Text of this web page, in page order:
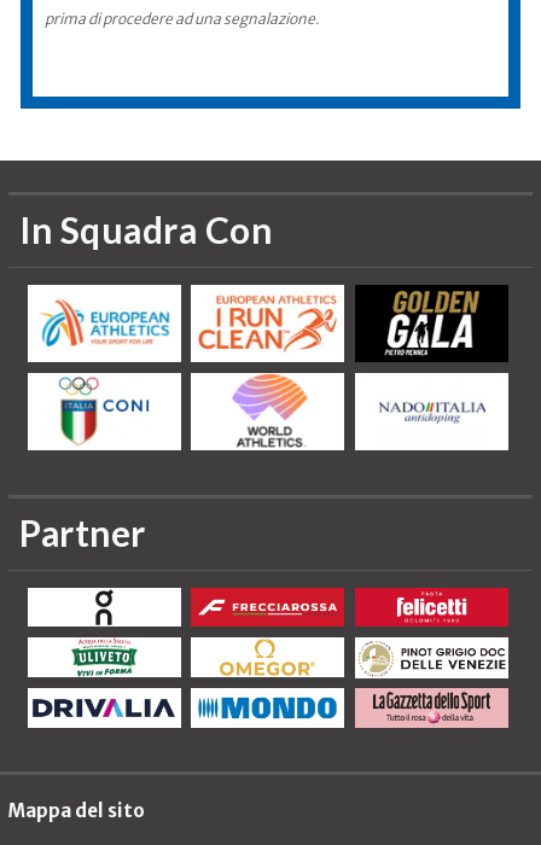
prima di procedere ad una segnalazione.
In Squadra Con
Partner
Mappa del sito